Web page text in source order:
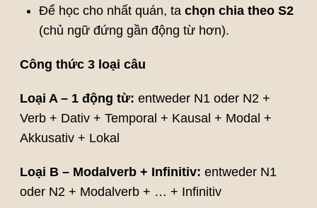
Để học cho nhất quán, ta chọn chia theo S2
(chủ ngữ đứng gần động từ hơn).
Công thức 3 loại câu
Loại A – 1 động từ: entweder N1 oder N2 +
Verb + Dativ + Temporal + Kausal + Modal +
Akkusativ + Lokal
Loại B – Modalverb + Infinitiv: entweder N1
oder N2 + Modalverb + … + Infinitiv